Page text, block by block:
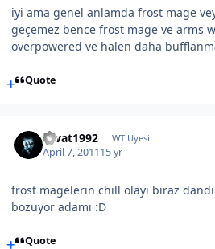
iyi ama genel anlamda frost mage
geçemez bence frost mage ve arms
overpowered ve halen daha
Quote
cevat1992 WT Uyesi
April 7, 201115 yr
frost magelerin chill olayı biraz
bozuyor adamı :D
Quote